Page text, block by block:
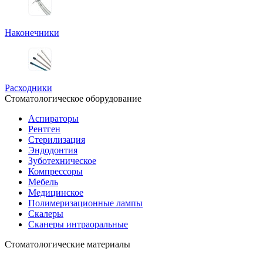
Наконечники
Расходники
Стоматологическое оборудование
Аспираторы
Рентген
Стерилизация
Эндодонтия
Зуботехническое
Компрессоры
Мебель
Медицинское
Полимеризационные лампы
Скалеры
Сканеры интраоральные
Стоматологические материалы